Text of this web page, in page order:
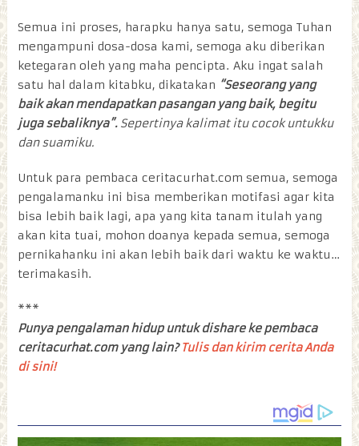
Semua ini proses, harapku hanya satu, semoga Tuhan
mengampuni dosa-dosa kami, semoga aku diberikan
ketegaran oleh yang maha pencipta. Aku ingat salah
satu hal dalam kitabku, dikatakan “Seseorang yang
baik akan mendapatkan pasangan yang baik, begitu
juga sebaliknya”.Sepertinya kalimat itu cocok untukku
dan suamiku.
Untuk para pembaca ceritacurhat.com semua, semoga
pengalamanku ini bisa memberikan motifasi agar kita
bisa lebih baik lagi, apa yang kita tanam itulah yang
akan kita tuai, mohon doanya kepada semua, semoga
pernikahanku ini akan lebih baik dari waktu ke waktu…
terimakasih.
***
Punya pengalaman hidup untuk dishare ke pembaca
ceritacurhat.com yang lain?Tulis dan kirim cerita Anda
di sini!